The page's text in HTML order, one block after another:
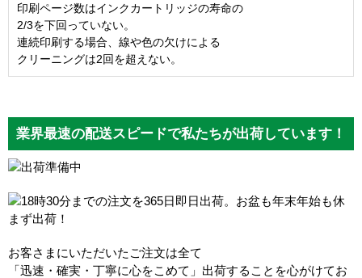
印刷ページ数はインクカートリッジの寿命の
2/3を下回っていない。
連続印刷する場合、線や色の欠けによる
クリーニングは2回を超えない。
業界最速の配送スピードで私たちが出荷しています！
お客さまにいただいたご注文は全て
「迅速・確実・丁寧に心をこめて」出荷することを心がけてお